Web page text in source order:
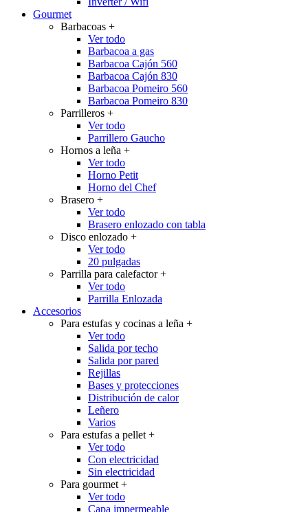
Gourmet
Barbacoas +
Ver todo
Barbacoa a gas
Barbacoa Cajón 560
Barbacoa Cajón 830
Barbacoa Pomeiro 560
Barbacoa Pomeiro 830
Parrilleros +
Ver todo
Parrillero Gaucho
Hornos a leña +
Ver todo
Horno Petit
Horno del Chef
Brasero +
Ver todo
Brasero enlozado con tabla
Disco enlozado +
Ver todo
20 pulgadas
Parrilla para calefactor+
Ver todo
Parrilla Enlozada
Accesorios
Para estufas y cocinas a leña +
Ver todo
Salida por techo
Salida por pared
Rejillas
Bases y protecciones
Distribución de calor
Leñero
Varios
Para estufas a pellet +
Ver todo
Con electricidad
Sin electricidad
Para gourmet +
Ver todo
Capa impermeable